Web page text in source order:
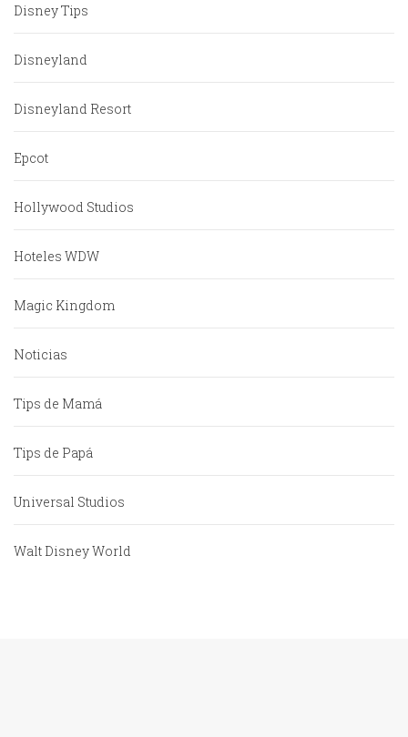
Disney Tips
Disneyland
Disneyland Resort
Epcot
Hollywood Studios
Hoteles WDW
Magic Kingdom
Noticias
Tips de Mamá
Tips de Papá
Universal Studios
Walt Disney World